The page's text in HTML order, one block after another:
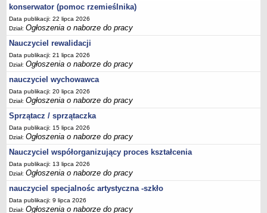
konserwator (pomoc rzemieślnika)
Data publikacji: 22 lipca 2026
Dział:Ogłoszenia o naborze do pracy
Nauczyciel rewalidacji
Data publikacji: 21 lipca 2026
Dział:Ogłoszenia o naborze do pracy
nauczyciel wychowawca
Data publikacji: 20 lipca 2026
Dział:Ogłoszenia o naborze do pracy
Sprzątacz / sprzątaczka
Data publikacji: 15 lipca 2026
Dział:Ogłoszenia o naborze do pracy
Nauczyciel współorganizujący proces kształcenia
Data publikacji: 13 lipca 2026
Dział:Ogłoszenia o naborze do pracy
nauczyciel specjalnośc artystyczna -szkło
Data publikacji: 9 lipca 2026
Dział:Ogłoszenia o naborze do pracy